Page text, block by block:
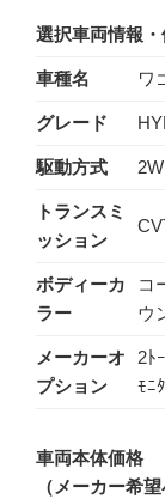
選択車両情報
車種名​ ワ
グレード​
駆動方式​
トランスミ
ッション​
ボディーカ
ラー​
コ
ウ
メーカーオ
プション​
2ﾄ
ﾓﾆ
車両本体価格
（メーカー希